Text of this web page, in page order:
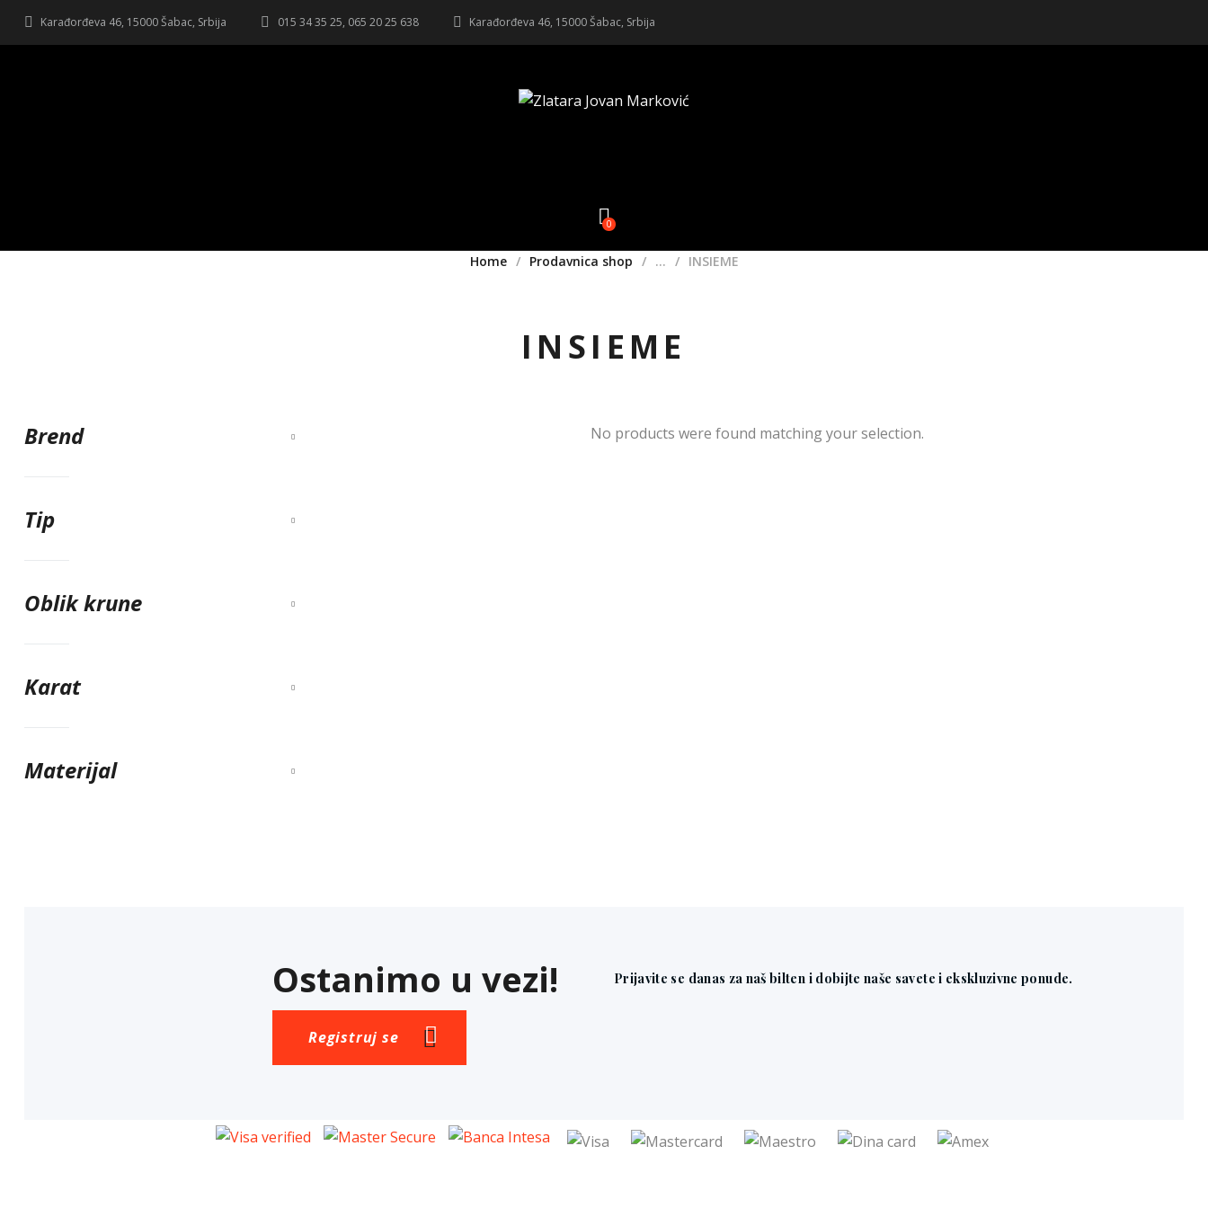
Karađorđeva 46, 15000 Šabac, Srbija 015 34 35 25, 065 20 25 638 Karađorđeva 46, 15000 Šabac, Srbija
0
INSIEME
Home Prodavnica shop ... INSIEME
No products were found matching your selection.
Brend
Tip
Oblik krune
Karat
Materijal
Ostanimo u vezi! Prijavite se danas za naš bilten i dobijte naše savete i ekskluzivne ponude.
Registruj se